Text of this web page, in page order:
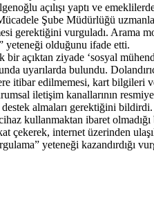
açılışı yaptı ve
Şube Müdürlüğü
gerektiğini vurguladı. Arama
yeteneği olduğunu ifade etti.
bir açıktan ziyade ‘sosyal
uyarılarda bulundu.
itibar edilmemesi, kart bilgileri
iletişim kanallarının
almaları gerektiğini
kullanmaktan ibaret
çekerek, internet üzerinden
yeteneği kazandırdığı